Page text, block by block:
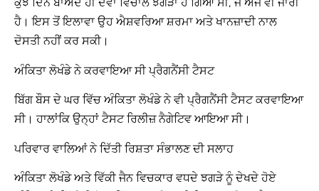
ਕੁਝ ਦਿਨ ਬਾਅਦ ਹੀ ਦੋਵਾਂ ਵਿਚਾਲੇ ਝਗੜਾ ਹੋ ਗਿਆ ਸੀ, ਜੋ ਅੱਜ ਵੀ ਜਾਰੀ
ਹੈ। ਇਸ ਤੋਂ ਇਲਾਵਾ ਉਹ ਐਸ਼ਵਰਿਆ ਸ਼ਰਮਾ ਅਤੇ ਖਾਨਜ਼ਾਦੀ ਨਾਲ
ਦੋਸਤੀ ਨਹੀਂ ਕਰ ਸਕੀ।
ਅੰਕਿਤਾ ਲੋਖੰਡੇ ਨੇ ਕਰਵਾਇਆ ਸੀ ਪ੍ਰੈਗਨੈਂਸੀ ਟੈਸਟ
ਬਿੱਗ ਬੌਸ ਦੇ ਘਰ ਵਿੱਚ ਅੰਕਿਤਾ ਲੋਖੰਡੇ ਨੇ ਵੀ ਪ੍ਰੈਗਨੈਂਸੀ ਟੈਸਟ ਕਰਵਾਇਆ
ਸੀ। ਹਾਲਾਂਕਿ ਉਨ੍ਹਾਂ ਟੈਸਟ ਰਿਲੀਜ਼ ਨੈਗੇਟਿਵ ਆਇਆ ਸੀ।
ਪਰਿਵਾਰ ਵਾਲਿਆਂ ਨੇ ਦਿੱਤੀ ਰਿਸ਼ਤਾ ਸੰਭਾਲਣ ਦੀ ਸਲਾਹ
ਅੰਕਿਤਾ ਲੋਖੰਡੇ ਅਤੇ ਵਿੱਕੀ ਜੈਨ ਵਿਚਕਾਰ ਵਧਦੇ ਝਗੜੇ ਨੂੰ ਦੇਖਦੇ ਹੋਏ